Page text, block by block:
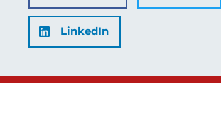
LinkedIn